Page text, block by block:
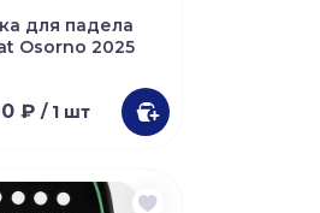
для падела
Osorno 2025
₽ / 1 шт